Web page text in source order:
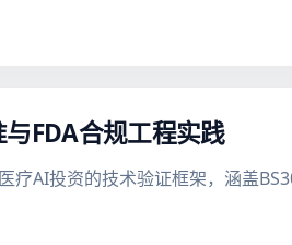
FDA合规工程实践
AI投资的技术验证框架，涵盖